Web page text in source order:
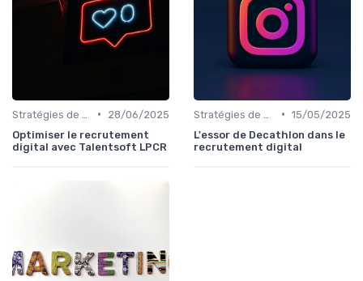
•
28/06/2025
Optimiser le recrutement
digital avec Talentsoft LPCR
• 15/05/2025
L'essor de Decathlon dans le
recrutement digital